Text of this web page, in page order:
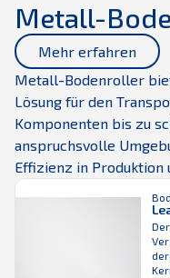
Metall-
Mehr erfahren
Metall-Bodenroller
Lösung für den
Komponenten bis zu
anspruchsvolle
Effizienz in Produktion